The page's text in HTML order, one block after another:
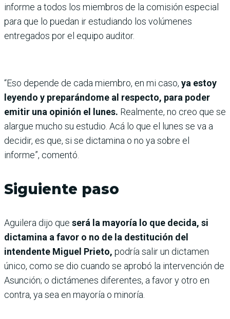
informe a todos los miembros de la comisión especial
para que lo puedan ir estudiando los volúmenes
entregados por el equipo auditor.
“Eso depende de cada miembro, en mi caso, ya estoy
leyendo y preparándome al respecto, para poder
emitir una opinión el lunes. Realmente, no creo que se
alargue mucho su estudio. Acá lo que el lunes se va a
decidir, es que, si se dictamina o no ya sobre el
informe”, comentó.
Siguiente paso
Aguilera dijo que será la mayoría lo que decida, si
dictamina a favor o no de la destitución del
intendente Miguel Prieto, podría salir un dictamen
único, como se dio cuando se aprobó la intervención de
Asunción; o dictámenes diferentes, a favor y otro en
contra, ya sea en mayoría o minoría.